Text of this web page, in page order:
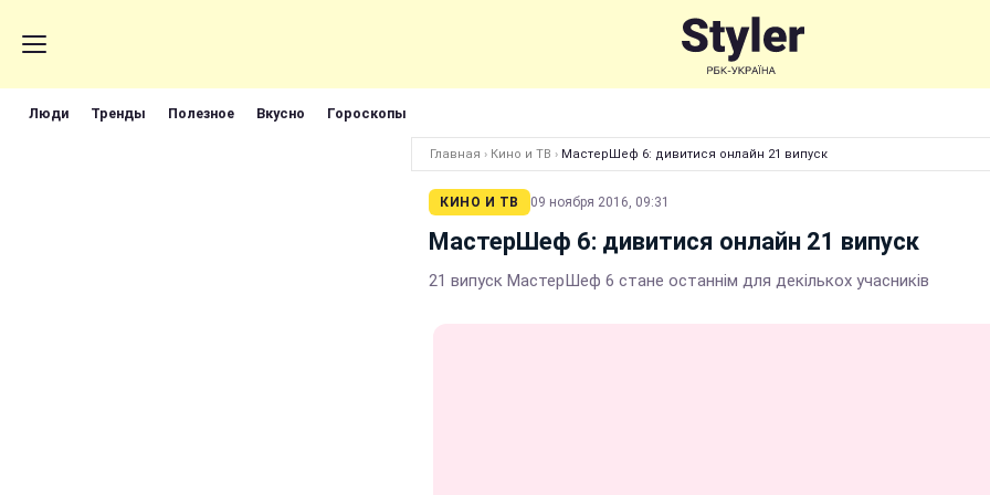
Люди Тренды Полезное Вкусно Гороскопы
Главная › Кино и ТВ › МастерШеф 6: дивитися онлайн 21 випуск
КИНО И ТВ 09 ноября 2016, 09:31
МастерШеф 6: дивитися онлайн 21 випуск
21 випуск МастерШеф 6 стане останнім для декількох учасників